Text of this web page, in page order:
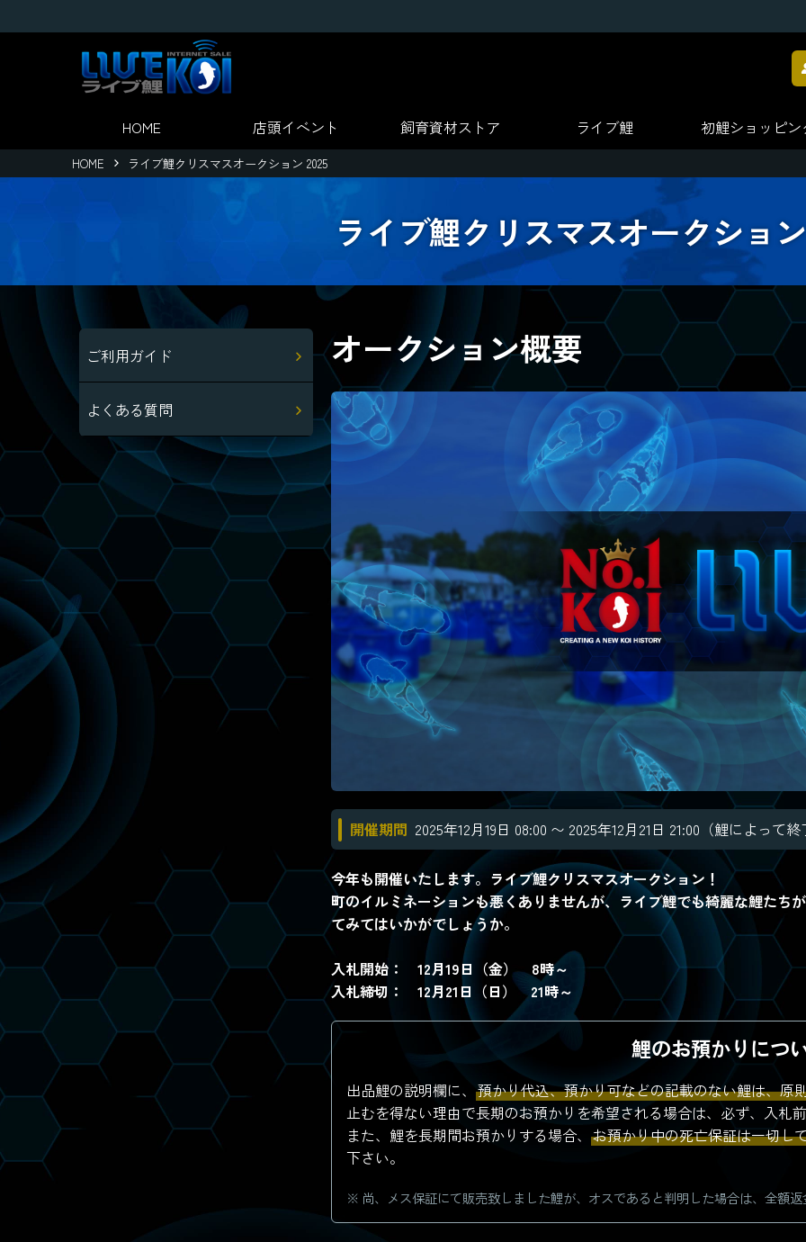
HOME 店頭イベント 飼育資材ストア ライブ鯉 初鯉ショッピン
HOME ライブ鯉クリスマスオークション 2025
ライブ鯉クリスマスオークショ
オークション概要
開催期間 2025年12月19日 08:00 〜 2025年12月21日 21:00（鯉によって
今年も開催いたします。ライブ鯉クリスマスオークション！
町のイルミネーションも悪くありませんが、ライブ鯉でも綺麗な鯉たち
てみてはいかがでしょうか。
入札開始： 12月19日（金） 8時～
入札締切： 12月21日（日） 21時～
鯉のお預かりにつ
出品鯉の説明欄に、 預かり代込、預かり可などの記載のない鯉は、原
止むを得ない理由で長期のお預かりを希望される場合は、必ず、入札
また、鯉を長期間お預かりする場合、 お預かり中の死亡保証は一切し
下さい。
尚、メス保証にて販売致しました鯉が、オスであると判明した場合は、全額
ご利用ガイド
よくある質問